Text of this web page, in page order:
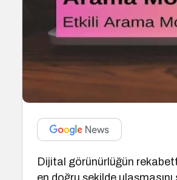
Dijital görünürlüğün
en doğru şekilde